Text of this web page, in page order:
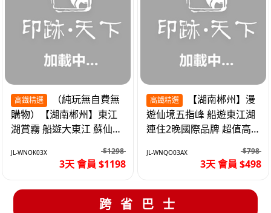
高鐵精選
購物）【湖南郴州】東江
湖賞霧 船遊大東江 蘇仙嶺
JL-WNOK03X $1298
3天 會員 $1198
高鐵精選
遊仙境五指峰 船遊東江湖
連住2晚國際品牌 超值高
JL-WNQO03AX $798
3天 會員 $498
跨省巴士